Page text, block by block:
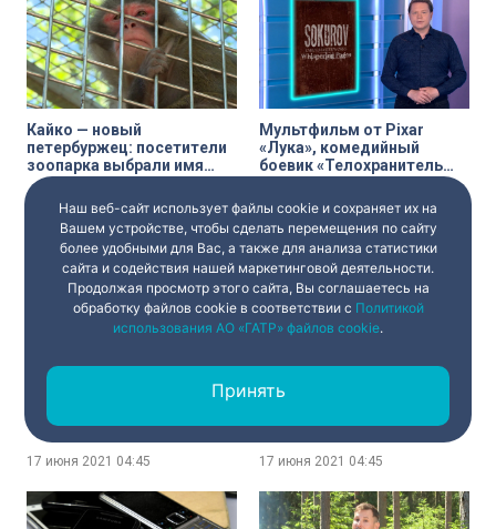
Кайко — новый
петербуржец: посетители
зоопарка выбрали имя
детёнышу макаки
17 июня 202104:45
Мультфильм от Pixar
«Лука», комедийный
боевик «Телохранитель
«Человек, который
продал свою кожу» —
кинопремьеры недели
17 июня 202104:45
Эрмитаж. Говорим и
русского офорта
17 июня 2021 04:45
Отечественные звёзды не
17 июня 2021 04:45
Наш веб-сайт использует файлы cookie и сохраняет их на
Вашем устройстве, чтобы сделать перемещения по сайту
более удобными для Вас, а также для анализа статистики
сайта и содействия нашей маркетинговой деятельности.
Продолжая просмотр этого сайта, Вы соглашаетесь на
обработку файлов cookie в соответствии с Политикой
использования АО «ГАТР» файлов cookie.
Принять